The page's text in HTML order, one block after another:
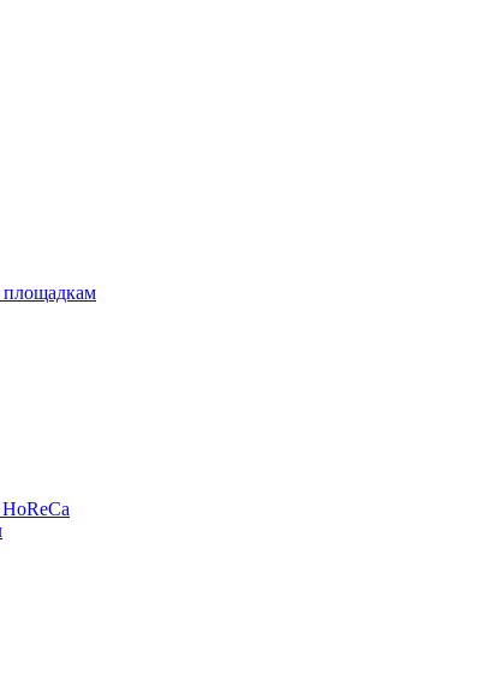
площадкам